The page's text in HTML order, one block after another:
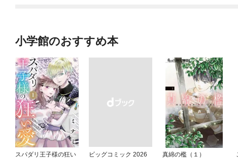
小学館のおすすめ本
スパダリ王子様の狂い
ビッグコミック 2026
真綿の檻（１）